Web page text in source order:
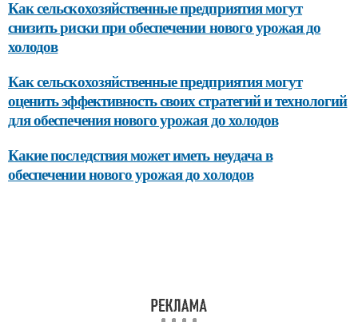
Как сельскохозяйственные предприятия могут
снизить риски при обеспечении нового урожая до
холодов
Как сельскохозяйственные предприятия могут
оценить эффективность своих стратегий и технологий
для обеспечения нового урожая до холодов
Какие последствия может иметь неудача в
обеспечении нового урожая до холодов